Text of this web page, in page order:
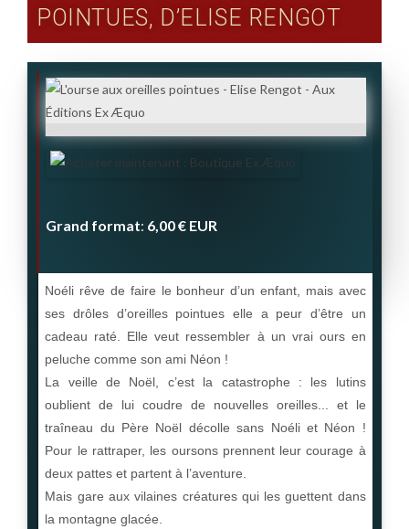
POINTUES, D’ELISE RENGOT
Grand format: 6,00 € EUR
Noéli rêve de faire le bonheur d’un enfant, mais avec
ses drôles d’oreilles pointues elle a peur d’être un
cadeau raté. Elle veut ressembler à un vrai ours en
peluche comme son ami Néon !
La veille de Noël, c’est la catastrophe : les lutins
oublient de lui coudre de nouvelles oreilles... et le
traîneau du Père Noël décolle sans Noéli et Néon !
Pour le rattraper, les oursons prennent leur courage à
deux pattes et partent à l’aventure.
Mais gare aux vilaines créatures qui les guettent dans
la montagne glacée.